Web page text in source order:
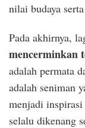
nilai budaya
Pada akhirnya,
mencerminkan
adalah permata
adalah seniman
menjadi
selalu dikenang